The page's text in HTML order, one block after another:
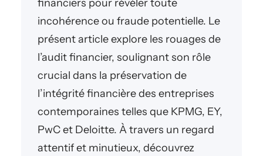
financiers pour révéler toute
incohérence ou fraude potentielle. Le
présent article explore les rouages de
l’audit financier, soulignant son rôle
crucial dans la préservation de
l’intégrité financière des entreprises
contemporaines telles que KPMG, EY,
PwC et Deloitte. À travers un regard
attentif et minutieux, découvrez